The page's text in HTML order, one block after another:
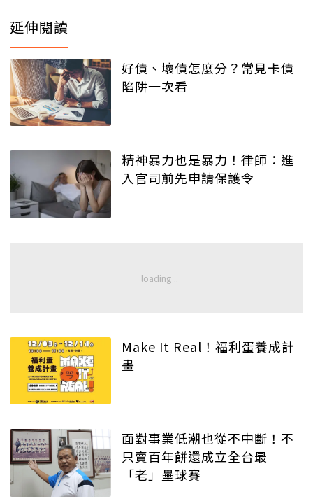
延伸閱讀
好債、壞債怎麼分？常見卡債
陷阱一次看
精神暴力也是暴力！律師：進
入官司前先申請保護令
Make It Real！福利蛋養成計
畫
面對事業低潮也從不中斷！不
只賣百年餅還成立全台最
「老」壘球賽